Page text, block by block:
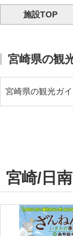
施設TOP
宮崎県の観
宮崎県の観光ガ
宮崎/日